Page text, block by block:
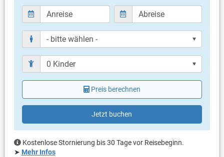
eigene Terrasse
einen Stock tiefer
Bestuhlung
Terrassengröße: 12 m²
Garten zur Benutzung
Grill vorhanden
Privater Parkplatz auf dem Grundstück
Haustier nicht erlaubt
Klimaanlage im Preis inklusive
Eigentümer lebt im gleichen Haus
Bettwäsche vorhanden
Handtücher vorhanden
Waschmaschine beim Vermieter nach Rücksprache (gegen
Gebühr: 10.00 € pro Waschgang)
Preis berechnen
Jetzt buchen
Kostenlose Stornierung bis 30 Tage vor Reisebeginn.
➤ Mehr Infos